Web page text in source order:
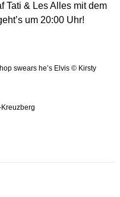
Tati & Les Alles mit dem
um 20:00 Uhr!
swears he’s Elvis © Kirsty